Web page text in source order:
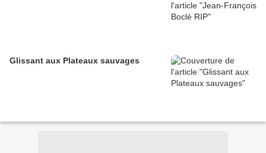
Glissant aux Plateaux sauvages